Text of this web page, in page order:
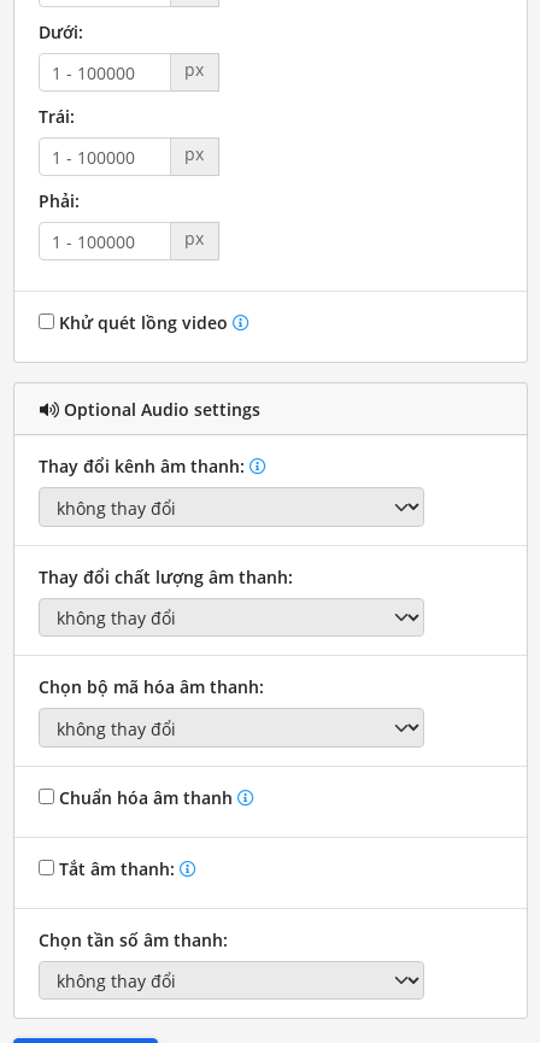
Dưới:
px
Trái:
px
Phải:
px
Khử quét lồng video
Optional Audio settings
Thay đổi kênh âm thanh:
Thay đổi chất lượng âm thanh:
Chọn bộ mã hóa âm thanh:
Chuẩn hóa âm thanh
Tắt âm thanh:
Chọn tần số âm thanh: